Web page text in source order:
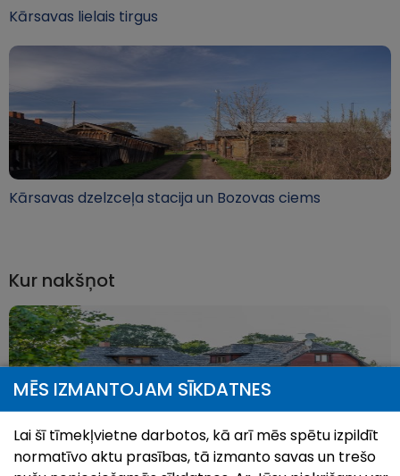
Kārsavas lielais tirgus
Kārsavas dzelzceļa stacija un Bozovas ciems
Kur nakšņot
Viesu nams “Rītupes stārķi”
MĒS IZMANTOJAM SĪKDATNES
Lai šī tīmekļvietne darbotos, kā arī mēs spētu izpildīt
normatīvo aktu prasības, tā izmanto savas un trešo